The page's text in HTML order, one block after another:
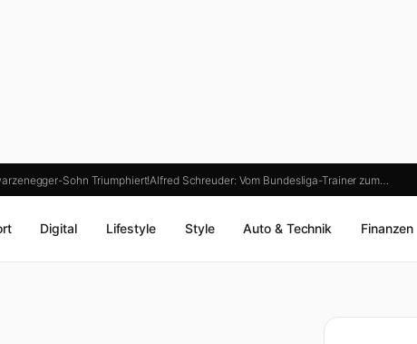
Sohn Triumphiert!Alfred Schreuder: Vom Bundesliga-Trainer zum…
Digital Lifestyle Style Auto & Technik Finanzen